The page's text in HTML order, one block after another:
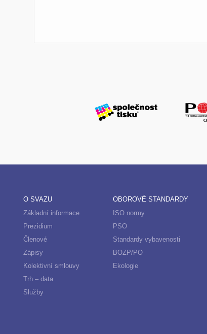
O SVAZU
Základní informace
Prezidium
Členové
Zápisy
Kolektivní smlouvy
Trh – data
Služby
OBOROVÉ STANDARDY
ISO normy
PSO
Standardy vybavenosti
BOZP/PO
Ekologie